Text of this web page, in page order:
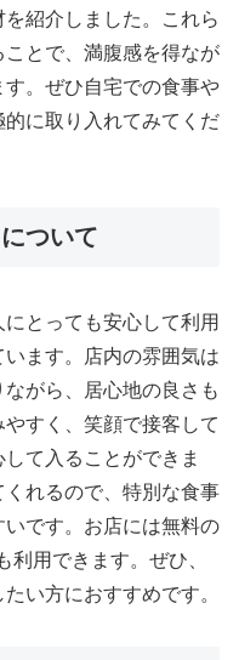
紹介しました。これら
とで、満腹感を得なが
。ぜひ自宅での食事や
に取り入れてみてくだ
ついて
とっても安心して利用
ます。店内の雰囲気は
がら、居心地の良さも
すく、笑顔で接客して
て入ることができま
れるので、特別な食事
です。お店には無料の
用できます。ぜひ、
い方におすすめです。